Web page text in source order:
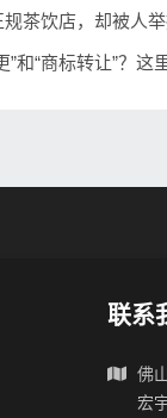
联系
佛
宏